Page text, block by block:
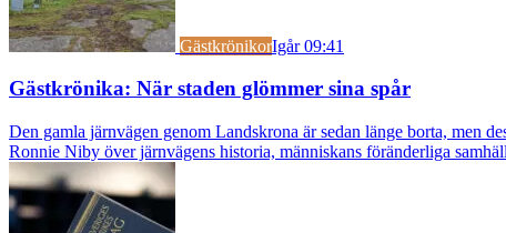
GästkrönikorIgår 09:41
Gästkrönika: När staden glömmer sina spår
Den gamla järnvägen genom Landskrona är sedan länge borta, men
Ronnie Niby över järnvägens historia, människans föränderliga